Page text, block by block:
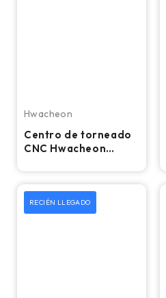
Hwacheon
Centro de torneado
CNC Hwacheon
RECIÉN LLEGADO